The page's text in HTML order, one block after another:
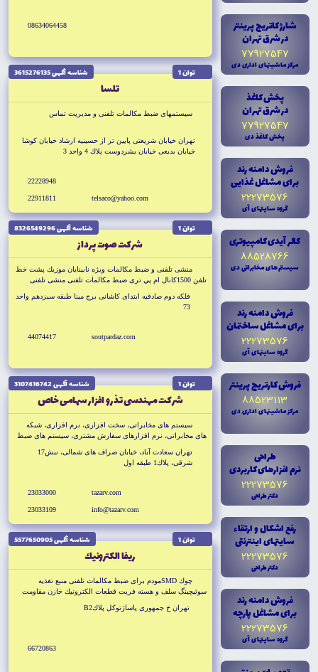
شارژ کاتريج پرينتر
در شرق تهران
77927547
مرکز ماشينهاى ادارى دى
پخش کاغذ
در شرق تهران
77927547
پخش کاغذ دى
فروش دامنه رند
براى مشاغل غذايى
22273576
گروه سايتهاى آى
کالر آيدى کامپيوترى
88528766
سيستم هاى مخابراتى دى
فروش دامنه رند
براى مشاغل ساختمان
22273576
گروه سايتهاى آى
فروش کارتريج پرينتر
88523113
مرکز ماشينهاى ادارى دى
طراحى
نرم افزارهاى کاربردى
22273576
دکتر طراحى
رفع اشکال و ارتقاء
سايتهاى اينترنتى
22273576
دکتر طراحى
فروش دامنه رند
براى مشاغل پارچه
22273576
گروه سايتهاى آى
08634064458
توان 1 شناسه آگهى 3615276135
تلسا
سيستمهاى ضبط مكالمات تلفنى و مديريت تماس
تهران خيابان شريعتى پايين تر از حسينيه ارشاد خيابان كوشا
خيابان بديعى خيابان بشردوست پلاك 4 واحد 3
telsaco@yahoo.com
22228948
22911811
توان 1 شناسه آگهى 8326549296
شركت صوت پرداز
منشى تلفنى و ضبط مكالمات ويژه نابينايان موزيك پشت خط
تلفن 1500كانال ام پي ترى ضبط مكالمات تلفنى منشى تلفنى
نرم افزار ويژه تا280ساعت
فلكه دوم صادقيه ابتداى كاشانى برج مينا طبقه سيزدهم واحد
73
soutpardaz.com
44074417
توان 1 شناسه آگهى 3107416742
شركت مهندسى تذرو افزار سهامى خاص
سيستم هاى مخابراتى، سخت افزارى، نرم افزارى، شبكه
هاى مخابراتى، نرم افزارهاى سفارش مشترى، سيستم هاى ضبط
شركتهاى توزيع برق
تهران سعادت آباد، خيابان صراف هاى شمالى، نبش17
شرقى، پلاك1 طبقه اول
tazarv.com
info@tazarv.com
23033000
23033109
توان 1 شناسه آگهى 5577650905
ريفا الكترونيك
چوك SMDمودم براى ضبط مكالمات تلفنى منبع تغذيه
سوئيچينگ سلف و هسته فريت قطعات الكترونيك خازن مقاومت
تهران خ جمهورى پاساژتوكل پلاكB2
66720863